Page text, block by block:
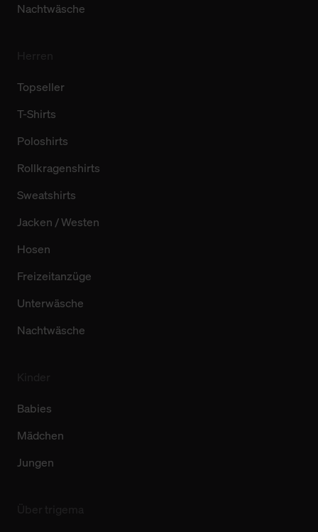
Nachtwäsche
Topseller
T-Shirts
Poloshirts
Rollkragenshirts
Sweatshirts
Jacken / Westen
Hosen
Freizeitanzüge
Unterwäsche
Nachtwäsche
Babies
Mädchen
Jungen